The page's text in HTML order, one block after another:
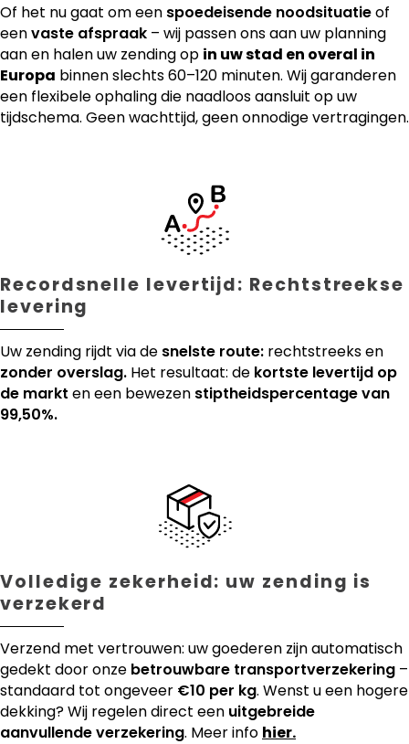
Of het nu gaat om een spoedeisende noodsituatieof
eenvaste afspraak – wij passen ons aan uw planning
aan en halen uw zending op in uw stad en overal in
Europa binnen slechts 60–120 minuten. Wij garanderen
een flexibele ophaling die naadloos aansluit op uw
tijdschema. Geen wachttijd, geen onnodige vertragingen.
Recordsnelle levertijd: Rechtstreekse
levering
Uw zending rijdt via de snelste route: rechtstreeks en
zonder overslag. Het resultaat: de kortste levertijd op
de markt en een bewezen stiptheidspercentage van
99,50%.
Volledige zekerheid: uw zending is
verzekerd
Verzend met vertrouwen: uw goederen zijn automatisch
gedekt door onze betrouwbare transportverzekering –
standaard tot ongeveer €10 per kg. Wenst u een hogere
dekking? Wij regelen direct een uitgebreide
aanvullende verzekering. Meer info hier.